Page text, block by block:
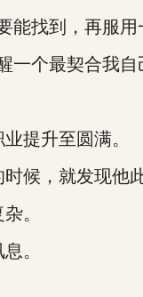
找到，再服用
一个最契合我
提升至圆满。
，就发现他
。
。